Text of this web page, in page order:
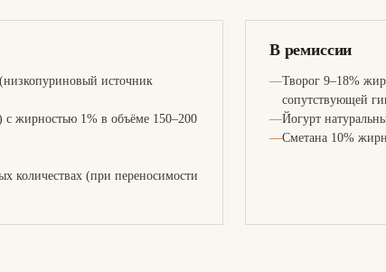
источник
жирностью 1% в объёме 150–200
количествах (при переносимости
В ремиссии
Творог 9–18%
сопутствующей
Йогурт
Сметана 10%